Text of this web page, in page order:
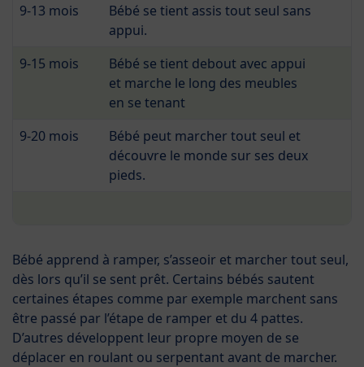
9-13 mois
Bébé se tient assis tout seul sans
appui.
9-15 mois
Bébé se tient debout avec appui
et marche le long des meubles
en se tenant
9-20 mois
Bébé peut marcher tout seul et
découvre le monde sur ses deux
pieds.
Bébé apprend à ramper, s’asseoir et marcher tout seul,
dès lors qu’il se sent prêt. Certains bébés sautent
certaines étapes comme par exemple marchent sans
être passé par l’étape de ramper et du 4 pattes.
D’autres développent leur propre moyen de se
déplacer en roulant ou serpentant avant de marcher.